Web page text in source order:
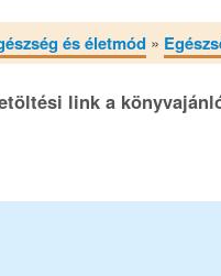
és életmód »
link a